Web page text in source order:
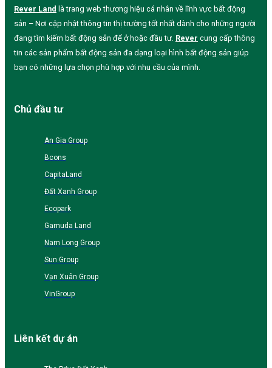
Rever Land là trang web thương hiệu cá nhân về lĩnh vực bất động
sản – Nơi cập nhật thông tin thị trường tốt nhất dành cho những người
đang tìm kiếm bất động sản để ở hoặc đầu tư. Rever cung cấp thông
tin các sản phẩm bất động sản đa dạng loại hình bất động sản giúp
bạn có những lựa chọn phù hợp với nhu cầu của mình.
Chủ đầu tư
An Gia Group
Bcons
CapitaLand
Đất Xanh Group
Ecopark
Gamuda Land
Nam Long Group
Sun Group
Vạn Xuân Group
VinGroup
Liên kết dự án